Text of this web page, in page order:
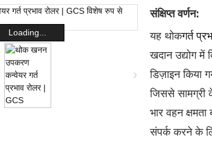
Loading...
संक्षिप्त वर्णन:
यह थोकगर्त
खदान उद्योग
डिज़ाइन किया
जिससे
भार वहन
संपर्क करने के